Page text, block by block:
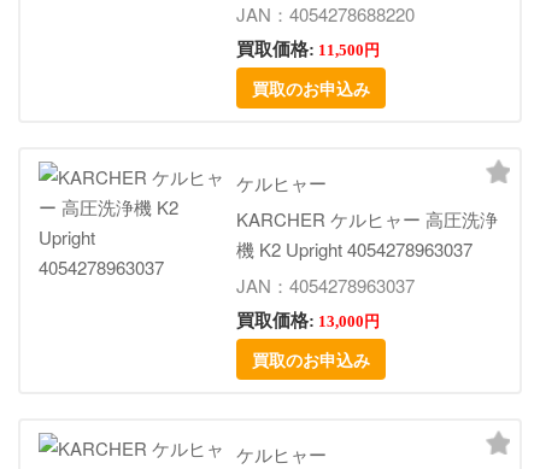
JAN：4054278688220
買取価格: 11,500円
買取のお申込み
ケルヒャー
KARCHER ケルヒャー 高圧洗浄
機 K2 Upright 4054278963037
JAN：4054278963037
買取価格: 13,000円
買取のお申込み
ケルヒャー